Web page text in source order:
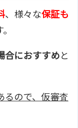
、様々な保証も
合におすすめと
るので、仮審査